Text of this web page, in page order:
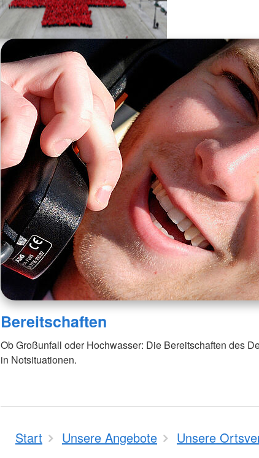
Bereitschaften
Ob Großunfall oder Hochwasser: Die Bereitschaften des
in Notsituationen.
Start Unsere Angebote Unsere